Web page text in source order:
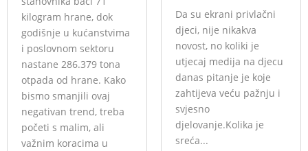
kilogram hrane, dok
godišnje u kućanstvima
i poslovnom sektoru
nastane 286.379 tona
otpada od hrane. Kako
bismo smanjili ovaj
negativan trend, treba
početi s malim, ali
važnim koracima u
Da su ekrani privlačni
djeci, nije nikakva
novost, no koliki je
utjecaj medija na djecu
danas pitanje je koje
zahtijeva veću pažnju i
svjesno
djelovanje.Kolika je
sreća...